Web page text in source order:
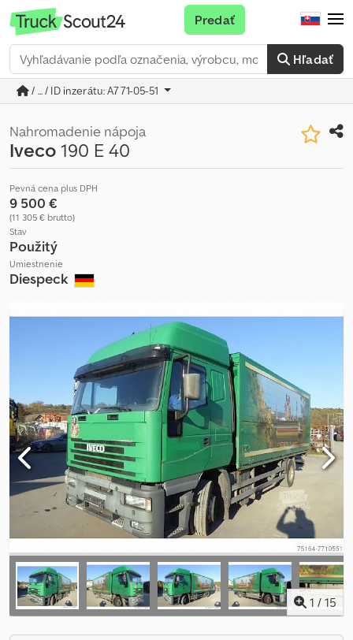
Hľadať
Predať
/ ... / ID inzerátu: A771-05-51
Nahromadenie nápoja
Iveco190 E 40
Pevná cena plus DPH
9 500 €
(11 305 € brutto)
Stav
Použitý
Umiestnenie
Diespeck
1 / 15